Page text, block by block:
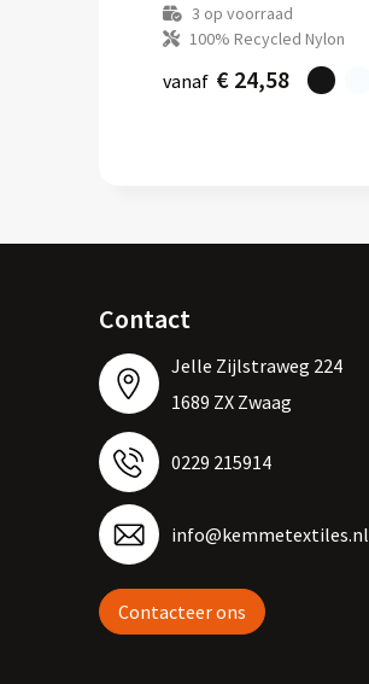
3 op voorraad
100% Recycled Nylon
vanaf € 24,58
Contact
Jelle Zijlstraweg 224
1689 ZX Zwaag
0229 215914
info@kemmetextiles.nl
Contacteer ons